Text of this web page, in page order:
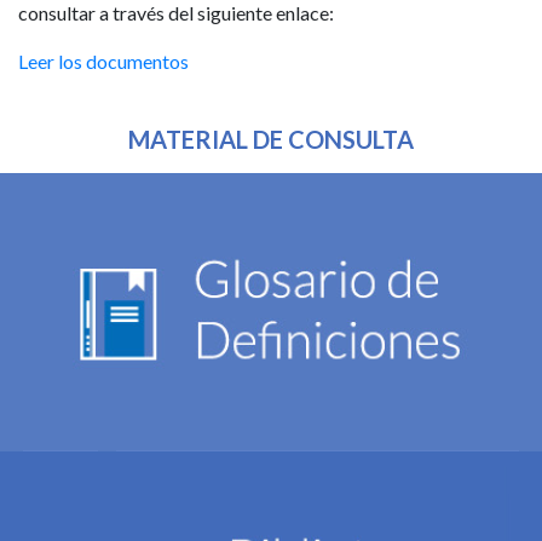
consultar a través del siguiente enlace:
Leer los documentos
MATERIAL DE CONSULTA